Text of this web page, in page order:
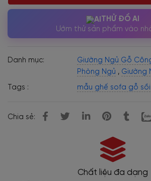
THỬ ĐỒ AI
Ướm thử sản phẩm vào
Danh mục: Giường Ngủ Gỗ
Phòng Ngủ , Giường
Tags :
mẫu ghế sofa gỗ sồi
Chia sẻ:
Giao lắp tận nơi